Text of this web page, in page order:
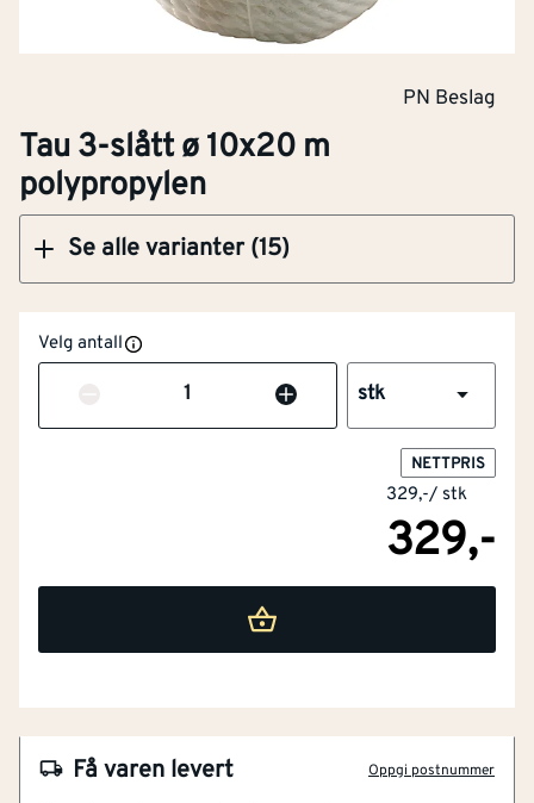
PN Beslag
Tau 3-slått ø 10x20 m
polypropylen
Se alle varianter (15)
Klikk og hent
Velg antall
Antall stk
NETTPRIS
329,-/ stk
329,-
Få varen levert Oppgi postnummer